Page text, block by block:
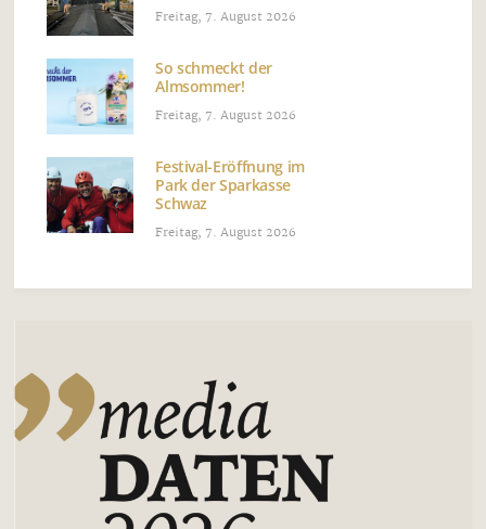
Freitag, 7. August 2026
So schmeckt der
Almsommer!
Freitag, 7. August 2026
Festival-Eröffnung im
Park der Sparkasse
Schwaz
Freitag, 7. August 2026